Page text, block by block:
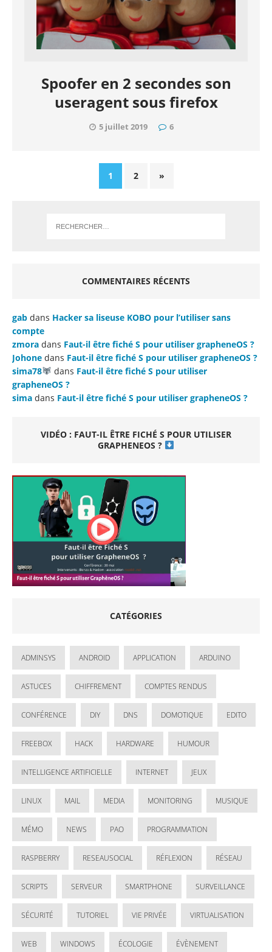
Spoofer en 2 secondes son
useragent sous firefox
5 juillet 2019 6
1 2 »
COMMENTAIRES RÉCENTS
gab dans Hacker sa liseuse KOBO pour l’utiliser sans
compte
zmora dans Faut-il être fiché S pour utiliser grapheneOS ?
Johone dans Faut-il être fiché S pour utiliser grapheneOS ?
sima78
dans Faut-il être fiché S pour utiliser
grapheneOS ?
sima dans Faut-il être fiché S pour utiliser grapheneOS ?
VIDÉO : FAUT-IL ÊTRE FICHÉ S POUR UTILISER
GRAPHENEOS ?
CATÉGORIES
ADMINSYS ANDROID APPLICATION ARDUINO
ASTUCES CHIFFREMENT COMPTES RENDUS
CONFÉRENCE DIY DNS DOMOTIQUE EDITO
FREEBOX HACK HARDWARE HUMOUR
INTELLIGENCE ARTIFICIELLE INTERNET JEUX
LINUX MAIL MEDIA MONITORING MUSIQUE
MÉMO NEWS PAO PROGRAMMATION
RASPBERRY RESEAUSOCIAL RÉFLEXION RÉSEAU
SCRIPTS SERVEUR SMARTPHONE SURVEILLANCE
SÉCURITÉ TUTORIEL VIE PRIVÉE VIRTUALISATION
WEB WINDOWS ÉCOLOGIE ÉVÈNEMENT